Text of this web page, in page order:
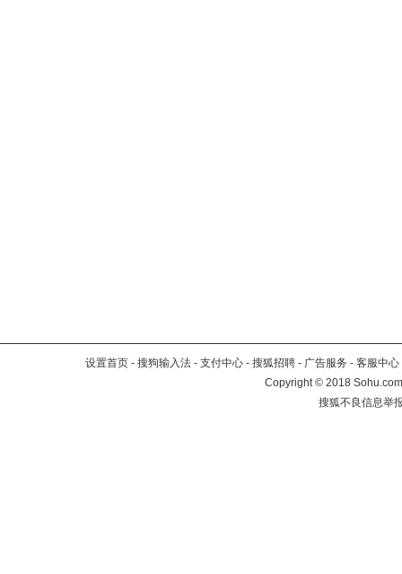
设置首页 - 搜狗输入法 - 支付中心 - 搜狐招聘 - 广告服务 - 客服中心
Copyright©2018
搜狐不良信息举